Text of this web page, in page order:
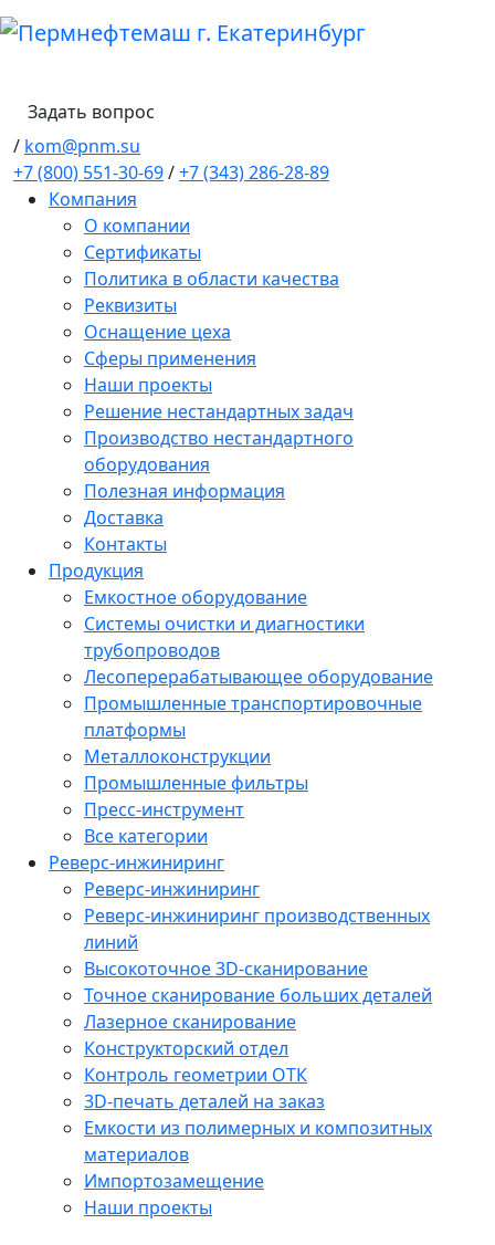
Задать вопрос
/ kom@pnm.su
+7 (800) 551-30-69/+7 (343) 286-28-89
Компания
О компании
Сертификаты
Политика в области качества
Реквизиты
Оснащение цеха
Сферы применения
Наши проекты
Решение нестандартных задач
Производство нестандартного
оборудования
Полезная информация
Доставка
Контакты
Продукция
Емкостное оборудование
Системы очистки и диагностики
трубопроводов
Лесоперерабатывающее оборудование
Промышленные транспортировочные
платформы
Металлоконструкции
Промышленные фильтры
Пресс-инструмент
Все категории
Реверс-инжиниринг
Реверс-инжиниринг
Реверс-инжиниринг производственных
линий
Высокоточное 3D-сканирование
Точное сканирование больших деталей
Лазерное сканирование
Конструкторский отдел
Контроль геометрии ОТК
3D-печать деталей на заказ
Емкости из полимерных и композитных
материалов
Импортозамещение
Наши проекты